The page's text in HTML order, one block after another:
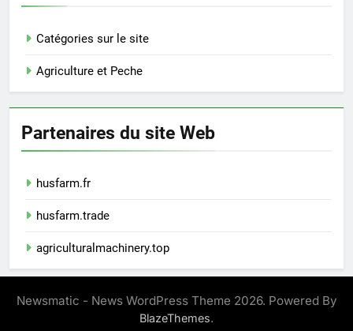
Catégories sur le site
Agriculture et Peche
Partenaires du site Web
husfarm.fr
husfarm.trade
agriculturalmachinery.top
Newsmatic - News WordPress Theme 2026. Powered By
BlazeThemes.